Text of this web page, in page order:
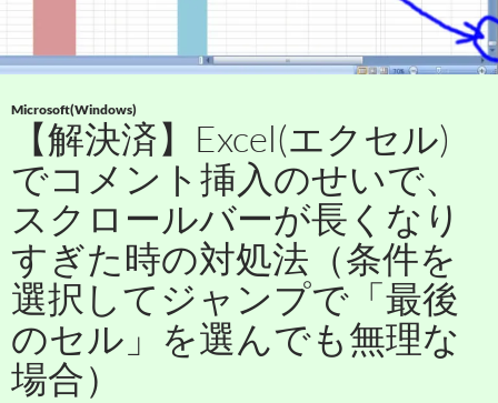
Microsoft(Windows)
【解決済】Excel(エクセル)
でコメント挿入のせいで、
スクロールバーが長くなり
すぎた時の対処法（条件を
選択してジャンプで「最後
のセル」を選んでも無理な
場合）